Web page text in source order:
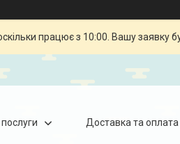
працює з 10:00. Вашу заявку
Доставка та оплата